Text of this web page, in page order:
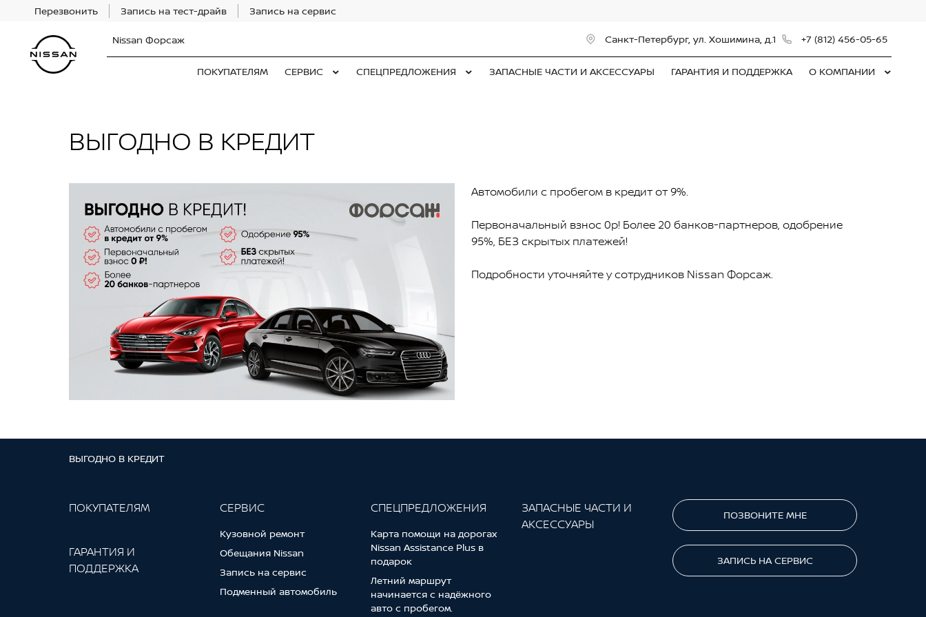
Перезвонить Запись на тест-драйв Запись на сервис
Nissan Форсаж Санкт-Петербург, ул. Хошимина, д.1 +7 (812) 456-05-65
ПОКУПАТЕЛЯМ СЕРВИС СПЕЦПРЕДЛОЖЕНИЯ ЗАПАСНЫЕ ЧАСТИ И АКСЕССУАРЫ ГАРАНТИЯ И ПОДДЕРЖКА О КОМПАНИИ
ВЫГОДНО В КРЕДИТ
Автомобили с пробегом в кредит от 9%.
Первоначальный взнос 0р! Более 20 банков-партнеров, одобрение
95%, БЕЗ скрытых платежей!
Подробности уточняйте у сотрудников Nissan Форсаж.
ВЫГОДНО В КРЕДИТ
ПОКУПАТЕЛЯМ
ГАРАНТИЯ И
ПОДДЕРЖКА
СЕРВИС
Кузовной ремонт
Обещания Nissan
Запись на сервис
Подменный автомобиль
СПЕЦПРЕДЛОЖЕНИЯ
Карта помощи на дорогах
Nissan Assistance Plus в
подарок
Летний маршрут
начинается с надёжного
авто с пробегом.
ЗАПАСНЫЕ ЧАСТИ И
АКСЕССУАРЫ
ПОЗВОНИТЕ МНЕ
ЗАПИСЬ НА СЕРВИС